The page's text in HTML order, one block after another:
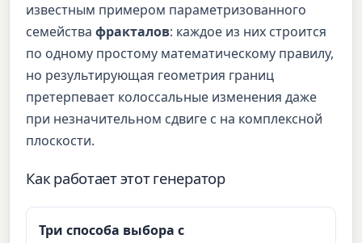
известным примером параметризованного
семействафракталов: каждое из них строится
по одному простому математическому правилу,
но результирующая геометрия границ
претерпевает колоссальные изменения даже
при незначительном сдвиге c на комплексной
плоскости.
Как работает этот генератор
Три способа выбора c